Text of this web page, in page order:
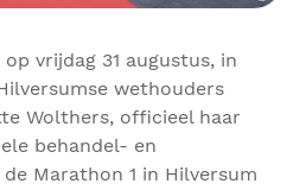
vrijdag 31 augustus, in
wethouders
Wolthers, officieel haar
behandel- en
Marathon 1 in Hilversum